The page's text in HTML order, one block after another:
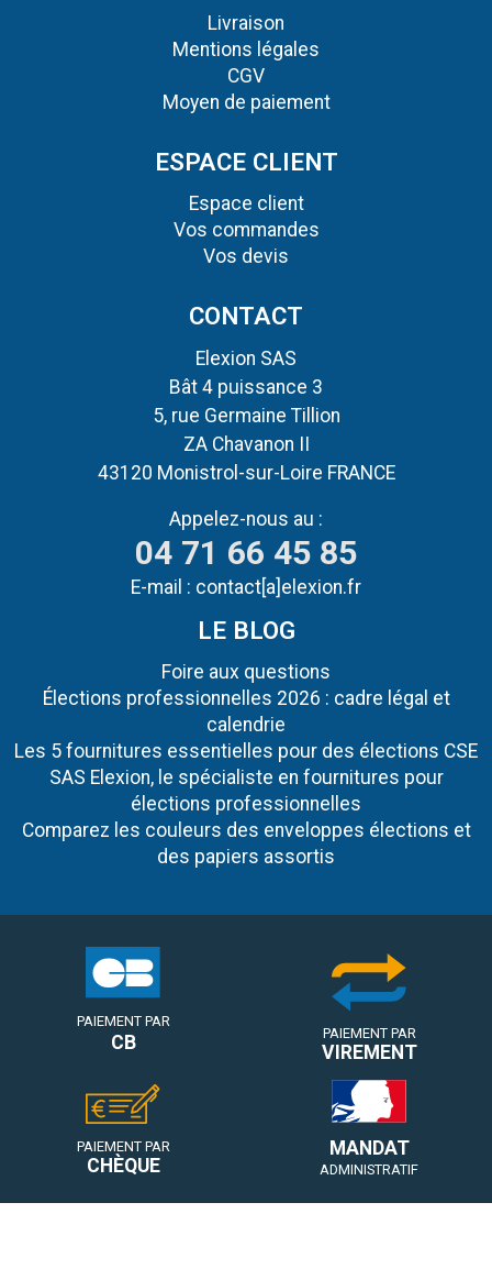
Livraison
Mentions légales
CGV
Moyen de paiement
ESPACE CLIENT
Espace client
Vos commandes
Vos devis
CONTACT
Elexion SAS
Bât 4 puissance 3
5, rue Germaine Tillion
ZA Chavanon II
43120 Monistrol-sur-Loire FRANCE
Appelez-nous au :
04 71 66 45 85
E-mail : contact[a]elexion.fr
LE BLOG
Foire aux questions
Élections professionnelles 2026 : cadre légal et
calendrie
Les 5 fournitures essentielles pour des élections CSE
SAS Elexion, le spécialiste en fournitures pour
élections professionnelles
Comparez les couleurs des enveloppes élections et
des papiers assortis
PAIEMENT PAR
CB PAIEMENT PAR
VIREMENT
PAIEMENT PAR
CHÈQUE
MANDAT
ADMINISTRATIF